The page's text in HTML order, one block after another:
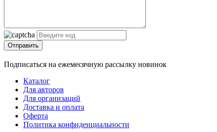
Отправить
Подписаться на ежемесячную рассылку новинок
Каталог
Для авторов
Для организаций
Доставка и оплата
Оферта
Политика конфиденциальности